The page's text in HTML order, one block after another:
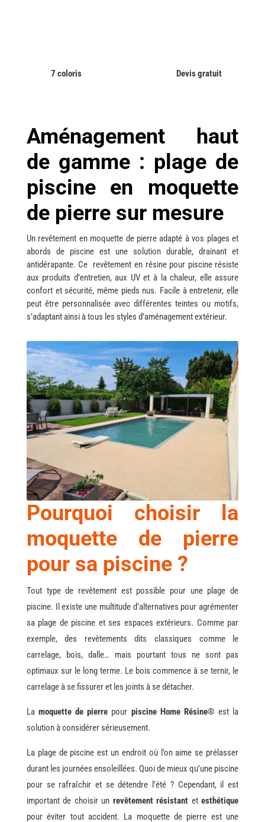
7 coloris Devis gratuit
Aménagement haut
de gamme : plage de
piscine en moquette
de pierre sur mesure
Un revêtement en moquette de pierre adapté à vos plages et
abords de piscine est une solution durable, drainant et
antidérapante. Ce revêtement en résine pour piscine résiste
aux produits d’entretien, aux UV et à la chaleur, elle assure
confort et sécurité, même pieds nus. Facile à entretenir, elle
peut être personnalisée avec différentes teintes ou motifs,
s’adaptant ainsi à tous les styles d’aménagement extérieur.
Pourquoi choisir la
moquette de pierre
pour sa piscine ?
Tout type de revêtement est possible pour une plage de
piscine. Il existe une multitude d’alternatives pour agrémenter
sa plage de piscine et ses espaces extérieurs. Comme par
exemple, des revêtements dits classiques comme le
carrelage, bois, dalle… mais pourtant tous ne sont pas
optimaux sur le long terme. Le bois commence à se ternir, le
carrelage à se fissurer et les joints à se détacher.
La moquette de pierre pour piscine Home Résine® est la
solution à considérer sérieusement.
La plage de piscine est un endroit où l’on aime se prélasser
durant les journées ensoleillées. Quoi de mieux qu’une piscine
pour se rafraîchir et se détendre l’été ? Cependant, il est
important de choisir un revêtement résistant etesthétique
pour éviter tout accident. La moquette de pierre est une